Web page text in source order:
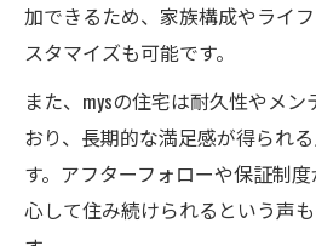
加できるため、家族構成やライ
スタマイズも可能です。
また、mysの住宅は耐久性やメ
おり、長期的な満足感が得られ
す。アフターフォローや保証制
心して住み続けられるという声